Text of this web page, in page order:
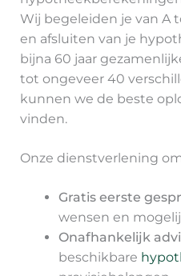
Wij begeleiden je van A
en afsluiten van je
bijna 60 jaar
tot ongeveer 40
kunnen we de beste
vinden.
Onze dienstverlening
Gratis eerste
wensen en
Onafhankelijk
beschikbare